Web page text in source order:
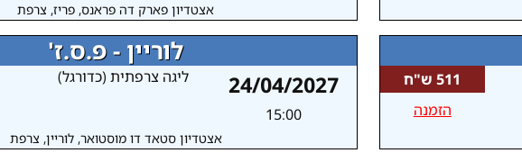
אצטדיון פארק דה פראנס, פריז, צרפת
511 ש"ח
הזמנה
לוריין - פ.ס.ז'
24/04/2027
15:00
ליגה צרפתית (כדורגל)
אצטדיון סטאד דו מוסטואר, לוריין, צרפת